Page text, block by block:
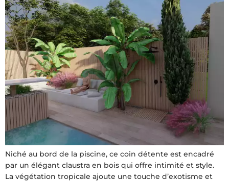
Niché au bord de la piscine, ce coin détente est encadré
par un élégant claustra en bois qui offre intimité et style.
La végétation tropicale ajoute une touche d’exotisme et